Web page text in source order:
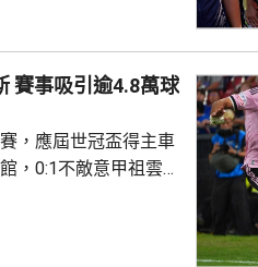
。特拉布宗是土耳其
巴治、加拉塔沙雷及
季軍，將參與歐霸...
，應屆世冠盃得主車
，0:1不敵意甲祖雲
高華禁區外勁射破